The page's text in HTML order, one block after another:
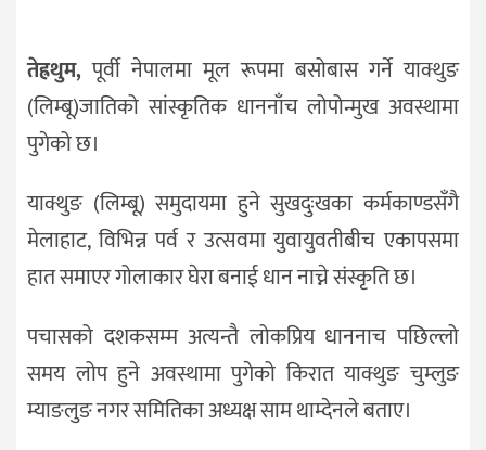
विचार
देश
राजनीति
तेह्रथुम, पूर्वी नेपालमा मूल रूपमा बसोबास गर्ने याक्थुङ
(लिम्बू)जातिको सांस्कृतिक धाननाँच लोपोन्मुख अवस्थामा
पुगेको छ।
याक्थुङ (लिम्बू) समुदायमा हुने सुखदुःखका कर्मकाण्डसँगै
मेलाहाट, विभिन्न पर्व र उत्सवमा युवायुवतीबीच एकापसमा
हात समाएर गोलाकार घेरा बनाई धान नाच्ने संस्कृति छ।
पचासको दशकसम्म अत्यन्तै लोकप्रिय धाननाच पछिल्लो
समय लोप हुने अवस्थामा पुगेको किरात याक्थुङ चुम्लुङ
म्याङलुङ नगर समितिका अध्यक्ष साम थाम्देनले बताए।